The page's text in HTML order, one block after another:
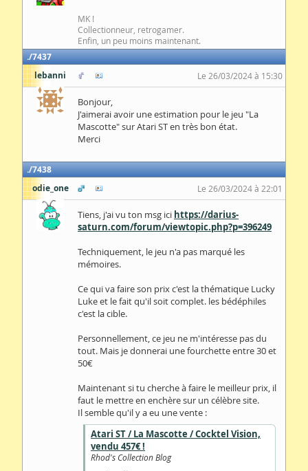
MK !
Collectionneur, retrogamer.
Enfin, un peu moins maintenant.
7437
lebanni
Le 26/03/2024 à 15:30
Bonjour,
J'aimerai avoir une estimation pour le jeu "La
Mascotte" sur Atari ST en très bon état.
Merci
7438
odie_one
Le 26/03/2024 à 22:01
Tiens, j'ai vu ton msg ici https://darius-
saturn.com/forum/viewtopic.php?p=396249
Techniquement, le jeu n'a pas marqué les
mémoires.
Ce qui va faire son prix c'est la thématique Lucky
Luke et le fait qu'il soit complet. les bédéphiles
c'est la cible.
Personnellement, ce jeu ne m'intéresse pas du
tout. Mais je donnerai une fourchette entre 30 et
50€
Maintenant si tu cherche à faire le meilleur prix, il
faut le mettre en enchère sur un célèbre site.
Il semble qu'il y a eu une vente :
Atari ST / La Mascotte / Cocktel Vision,
vendu 457€ !
Rhod's Collection Blog